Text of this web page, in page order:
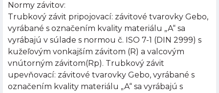
Normy závitov:
Trubkový závit pripojovací: závitové tvarovky Gebo,
vyrábané s označením kvality materiálu „A“ sa
vyrábajú v súlade s normou č. ISO 7-1 (DIN 2999) s
kužeľovým vonkajším závitom (R) a valcovým
vnútorným závitom(Rp). Trubkový závit
upevňovací: závitové tvarovky Gebo, vyrábané s
označením kvality materiálu „A“ sa vyrábajú s